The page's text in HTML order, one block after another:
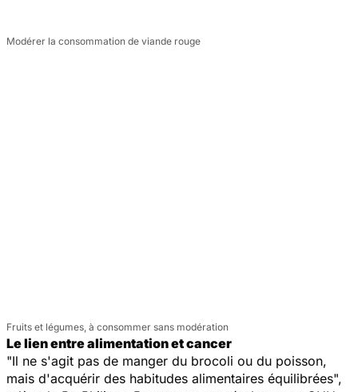
Modérer la consommation de viande rouge
Fruits et légumes, à consommer sans modération
Le lien entre alimentation et cancer
"Il ne s'agit pas de manger du brocoli ou du poisson,
mais d'acquérir des habitudes alimentaires équilibrées",